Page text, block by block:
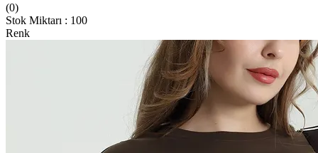
(0)
Stok Miktarı : 100
Renk